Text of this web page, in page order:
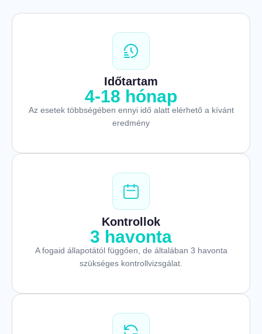
Időtartam
4-18 hónap
Az esetek többségében ennyi idő alatt elérhető a kívánt
eredmény
Kontrollok
3 havonta
A fogaid állapotától függően, de általában 3 havonta
szükséges kontrollvizsgálat.